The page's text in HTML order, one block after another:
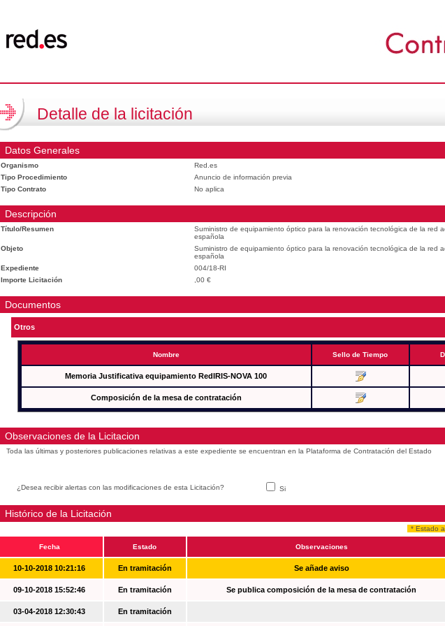
Detalle de la licitación
Datos Generales
Organismo
Red.es
Tipo Procedimiento
Anuncio de información previa
Tipo Contrato
No aplica
Descripción
Título/Resumen
Suministro de equipamiento óptico para la renovación tecnológica de la red
española
Objeto
Suministro de equipamiento óptico para la renovación tecnológica de la red
española
Expediente
004/18-RI
Importe Licitación
,00 €
Documentos
Otros
Nombre Sello de Tiempo
Memoria Justificativa equipamiento RedIRIS-NOVA 100
Composición de la mesa de contratación
Observaciones de la Licitacion
Toda las últimas y posteriores publicaciones relativas a este expediente se encuentran en la Plataforma de Contratación del Estado
¿Desea recibir alertas con las modificaciones de esta Licitación? Si
Histórico de la Licitación
* Estado
Fecha Estado Observaciones
10-10-2018 10:21:16 En tramitación Se añade aviso
09-10-2018 15:52:46 En tramitación Se publica composición de la mesa de contratación
03-04-2018 12:30:43 En tramitación